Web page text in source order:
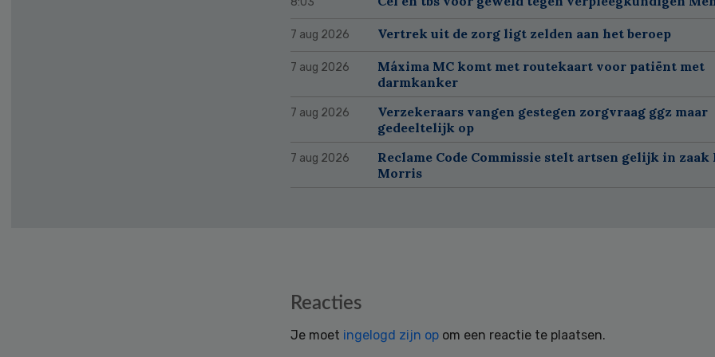
7 aug 2026 Vertrek uit de zorg ligt zelden aan het beroep
7 aug 2026
Máxima MC komt met routekaart voor patiënt met
darmkanker
7 aug 2026
Verzekeraars vangen gestegen zorgvraag ggz maar
gedeeltelijk op
7 aug 2026
Reclame Code Commissie stelt artsen gelijk in
Morris
Reacties
Je moet ingelogd zijn op om een reactie te plaatsen.